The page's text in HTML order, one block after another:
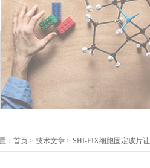
： 首页 > 技术文章 > SHI-FIX细胞固定玻片